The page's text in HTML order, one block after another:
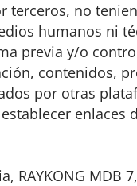
terceros, no
humanos ni
previa y/o
contenidos,
por otras
enlaces
RAYKONG MDB